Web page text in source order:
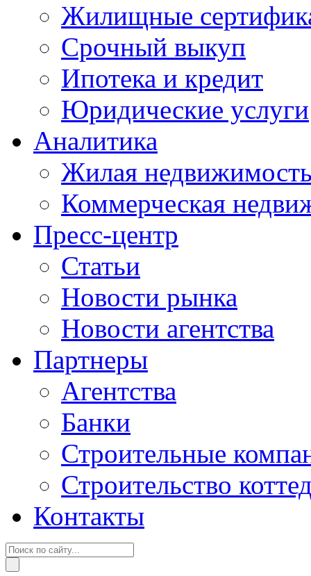
Жилищные
Срочный выкуп
Ипотека и кредит
Юридические услуги
Аналитика
Жилая
Коммерческая
Пресс-центр
Статьи
Новости рынка
Новости агентства
Партнеры
Агентства
Банки
Строительные
Строительство
Контакты